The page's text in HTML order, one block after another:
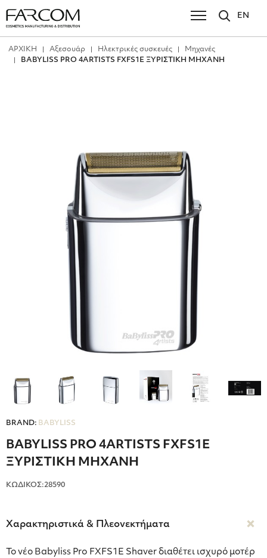
EN
ΑΡΧΙΚΗ Αξεσουάρ Ηλεκτρικές συσκευές
Μηχανές
BABYLISS PRO 4ARTISTS FXFS1E ΞΥΡΙΣΤΙΚΗ ΜΗΧΑΝΗ
BRAND: BABYLISS
BABYLISS PRO 4ARTISTS FXFS1E
ΞΥΡΙΣΤΙΚΗ ΜΗΧΑΝΗ
ΚΩΔΙΚΟΣ:28590
Χαρακτηριστικά & Πλεονεκτήματα
Το νέο Babyliss Pro FXFS1E Shaver διαθέτει ισχυρό μοτέρ